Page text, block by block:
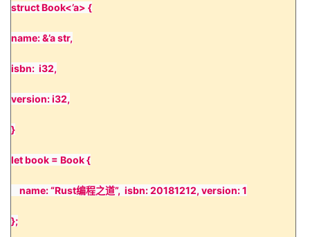
struct Book<’a> {
name: &’a str,
isbn: i32,
version: i32,
}
let book = Book {
name: “Rust编程之道”, isbn: 20181212, version: 1
};